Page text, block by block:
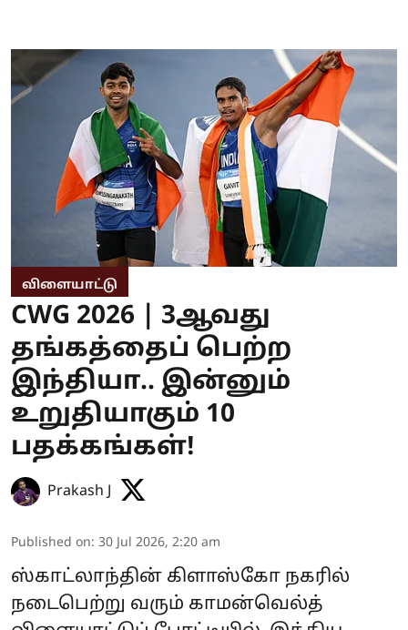
விளையாட்டு
CWG 2026 | 3ஆவது
தங்கத்தைப் பெற்ற
இந்தியா.. இன்னும்
உறுதியாகும் 10
பதக்கங்கள்!
Prakash J
Published on: 30 Jul 2026, 2:20 am
ஸ்காட்லாந்தின் கிளாஸ்கோ நகரில்
நடைபெற்று வரும் காமன்வெல்த்